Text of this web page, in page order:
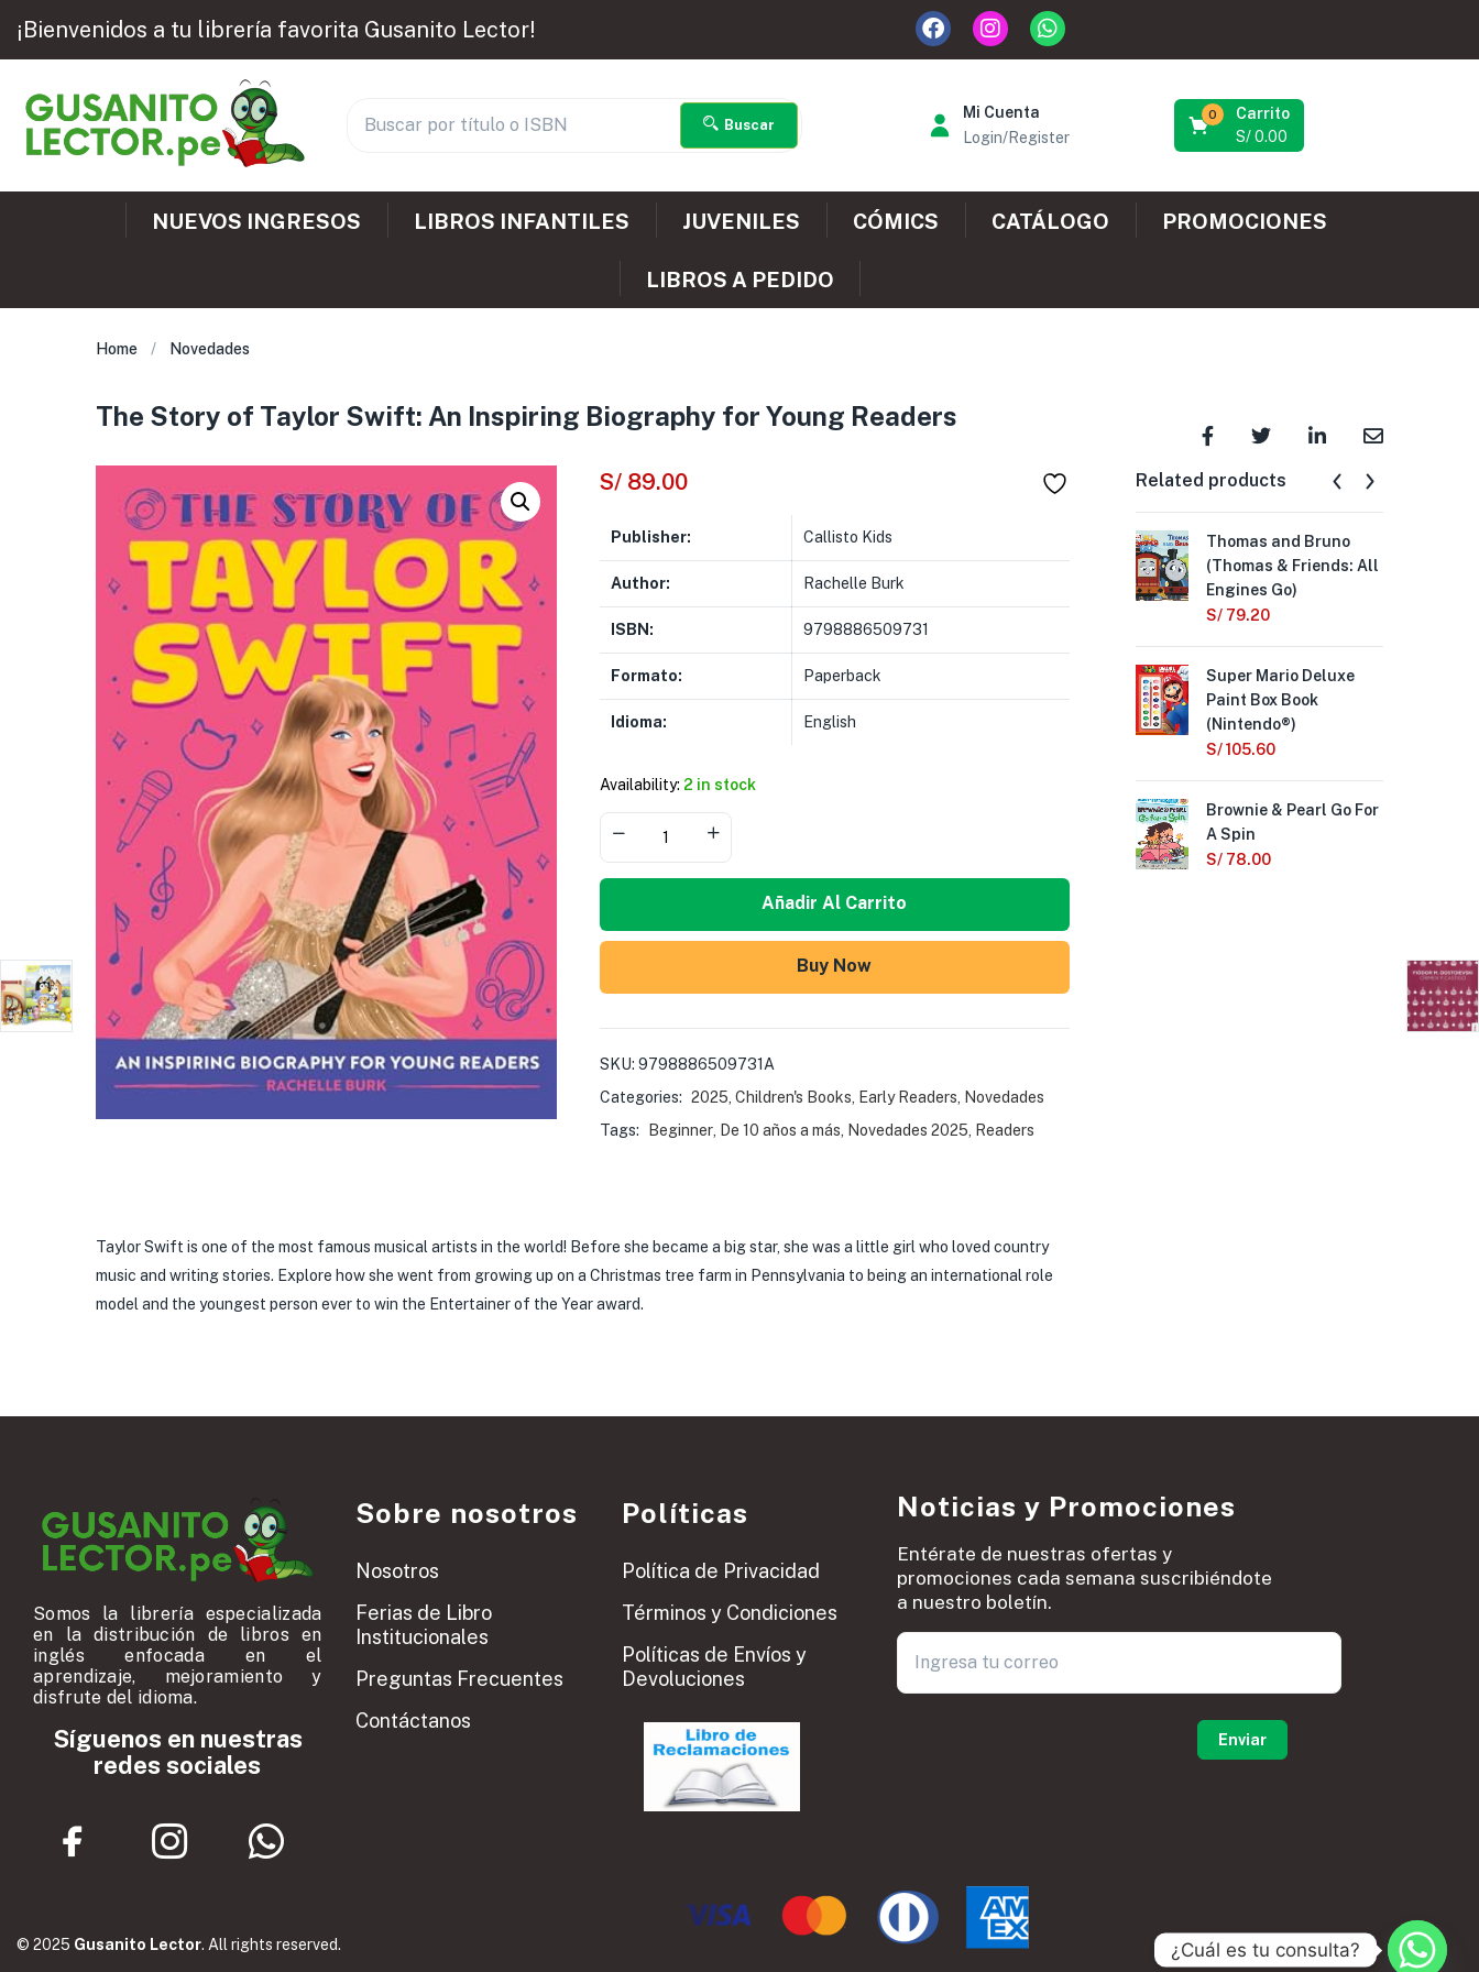
¡Bienvenidos a tu librería favorita Gusanito Lector!
Buscar
Mi Cuenta
Login/Register
Carrito
0
S/0.00
NUEVOS INGRESOS LIBROS INFANTILES JUVENILES CÓMICS CATÁLOGO PROMOCIONES
LIBROS A PEDIDO
Home Novedades
The Story of Taylor Swift: An Inspiring Biography for Young Readers
S/89.00
Publisher: Callisto Kids
Author: Rachelle Burk
ISBN: 9798886509731
Formato: Paperback
Idioma: English
Availability: 2 in stock
Añadir Al Carrito
Buy Now
SKU: 9798886509731A
Categories: 2025 Children's Books, Early Readers
Novedades
Tags:
Beginner, De 10 años a más Novedades 2025 Readers
Taylor Swift is one of the most famous musical artists in the world! Before she became a big star, she was a little girl who loved country
music and writing stories. Explore how she went from growing up on a Christmas tree farm in Pennsylvania to being an international role
model and the youngest person ever to win the Entertainer of the Year award.
Related products
Thomas and Bruno
(Thomas & Friends: All
Engines Go)
S/ 79.20
Super Mario Deluxe
Paint Box Book
(Nintendo®)
S/105.60
Brownie & Pearl Go For
A Spin
S/ 78.00
Somos la librería especializada
en la distribución de libros en
inglés enfocada en el
aprendizaje, mejoramiento y
disfrute del idioma.
Síguenos en nuestras
redes sociales
Sobre nosotros
Nosotros
Ferias de Libro
Institucionales
Preguntas Frecuentes
Contáctanos
Políticas
Política de Privacidad
Términos y Condiciones
Políticas de Envíos y
Devoluciones
Noticias y Promociones
Entérate de nuestras ofertas y
promociones cada semana suscribiéndote
a nuestro boletín.
© 2025 Gusanito Lector. All rights reserved. ¿Cuál es tu consulta?